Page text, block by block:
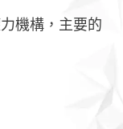
機構，主要的